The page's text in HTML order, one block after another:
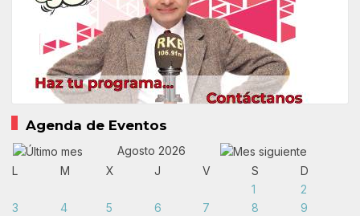
Agenda de Eventos
Agosto 2026
L
M X J V S
D
1
2
3
4 5 6 7 8 9